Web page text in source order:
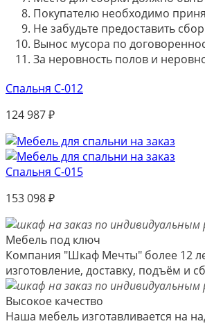
Покупателю необходимо
Не забудьте предоставить
Вынос мусора по
За неровность полов и
Спальня С-012
124 987₽
Спальня С-015
153 098₽
Мебель под ключ
Компания "Шкаф Мечты" более 12
изготовление, доставку, подъём и
Высокое качество
Наша мебель изготавливается на